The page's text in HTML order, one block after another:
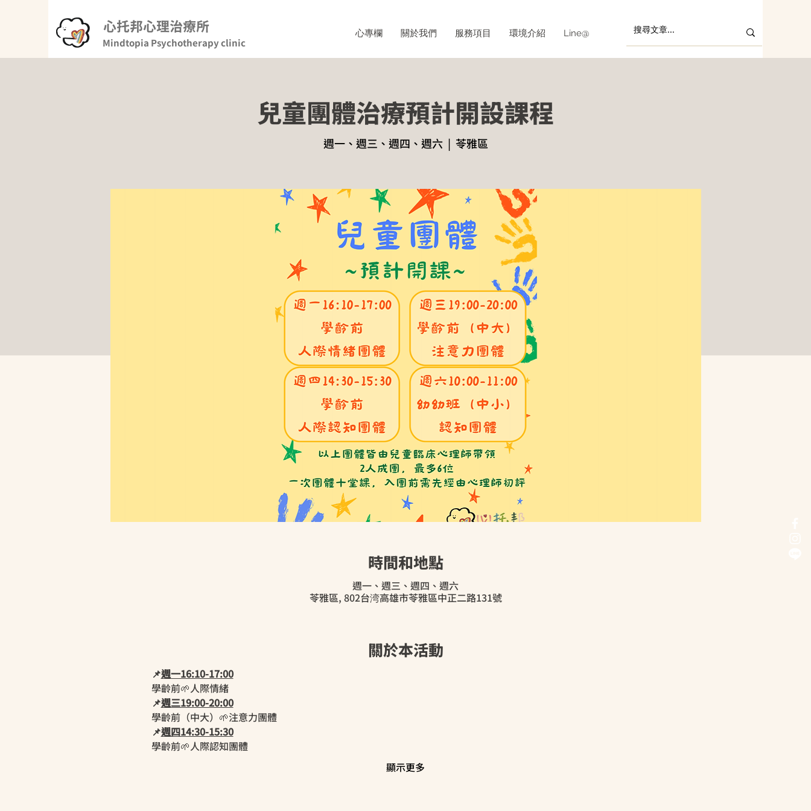
心托邦心理治療所
Mindtopia Psychotherapy clinic
心專欄 關於我們 服務項目 環境介紹 Line@
兒童團體治療預計開設課程
週一、週三、週四、週六
  |
苓雅區
時間和地點
週一、週三、週四、週六
苓雅區, 802台湾高雄市苓雅區中正二路131號
關於本活動
📌週一16:10-17:00
學齡前🌱人際情緒
📌週三19:00-20:00
學齡前（中大）🌱注意力團體
📌週四14:30-15:30
學齡前🌱人際認知團體
顯示更多